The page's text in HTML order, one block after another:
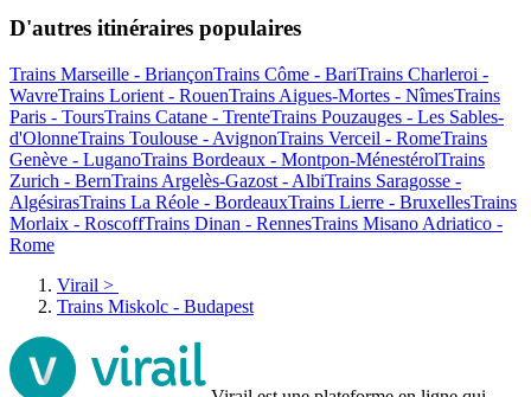
D'autres itinéraires populaires
Trains Marseille - BriançonTrains Côme - BariTrains Charleroi -
WavreTrains Lorient - RouenTrains Aigues-Mortes - NîmesTrains
Paris - ToursTrains Catane - TrenteTrains Pouzauges - Les Sables-
d'OlonneTrains Toulouse - AvignonTrains Verceil - RomeTrains
Genève - LuganoTrains Bordeaux - Montpon-MénestérolTrains
Zurich - BernTrains Argelès-Gazost - AlbiTrains Saragosse -
AlgésirasTrains La Réole - BordeauxTrains Lierre - BruxellesTrains
Morlaix - RoscoffTrains Dinan - RennesTrains Misano Adriatico -
Rome
Virail >
Trains Miskolc - Budapest